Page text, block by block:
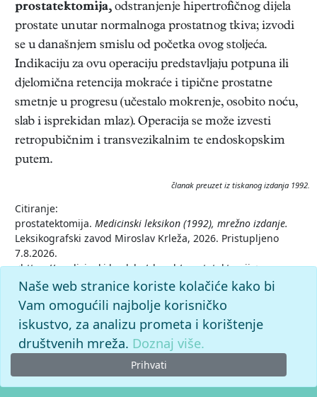
prostatektomija, odstranjenje hipertrofičnog dijela
prostate unutar normalnoga prostatnog tkiva; izvodi
se u današnjem smislu od početka ovog stoljeća.
Indikaciju za ovu operaciju predstavljaju potpuna ili
djelomična retencija mokraće i tipične prostatne
smetnje u progresu (učestalo mokrenje, osobito noću,
slab i isprekidan mlaz). Operacija se može izvesti
retropubičnim i transvezikalnim te endoskopskim
putem.
članak preuzet iz tiskanog izdanja 1992.
Citiranje:
prostatektomija. Medicinski leksikon (1992), mrežno izdanje.
Leksikografski zavod Miroslav Krleža, 2026. Pristupljeno
7.8.2026.
<https://medicinski.lzmk.hr/clanak/prostatektomija>.
Naše web stranice koriste kolačiće kako bi
Vam omogućili najbolje korisničko
iskustvo, za analizu prometa i korištenje
društvenih mreža. Doznaj više.
Prihvati
© 2026. -Leksikografski zavodMiroslav Krleža